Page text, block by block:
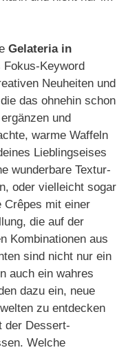
Gelateria in
Keyword
Neuheiten und
das ohnehin schon
und
warme Waffeln
Lieblingseises
wunderbare Textur-
oder vielleicht sogar
Crêpes mit einer
die auf der
Kombinationen aus
sind nicht nur ein
auch ein wahres
dazu ein, neue
zu entdecken
der Dessert-
Welche